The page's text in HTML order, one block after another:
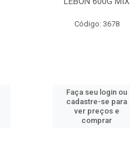
Código: 3678
Faça seu login ou
cadastre-se para
ver preços e
comprar